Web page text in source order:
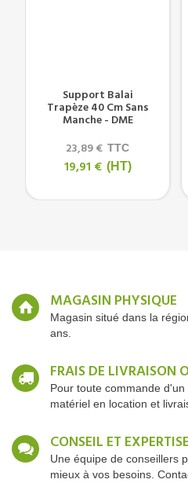
Support Balai
Trapèze 40 Cm Sans
Manche - DME
23,89 € TTC
19,91 € (HT)
MAGASIN PHYSIQUE
Magasin situé dans la
ans.
FRAIS DE LIVRAISON
Pour toute commande
matériel en location et
CONSEIL ET EXPERTISE
Une équipe de conseillers
mieux à vos besoins.